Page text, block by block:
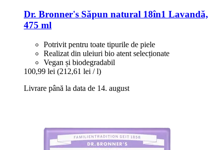
Dr. Bronner's Săpun natural 18în1 Lavandă,
475 ml
Potrivit pentru toate tipurile de piele
Realizat din uleiuri bio atent selecționate
Vegan și biodegradabil
100,99 lei (212,61 lei / l)
Livrare până la data de 14. august